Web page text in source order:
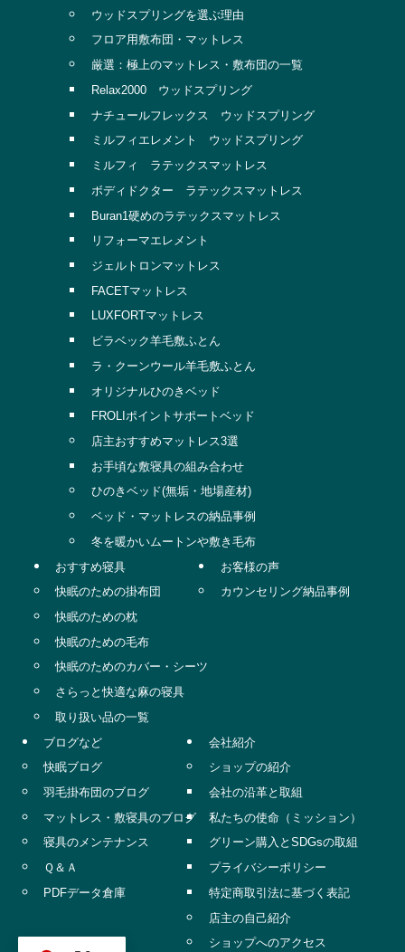
ウッドスプリングを選ぶ理由
フロア用敷布団・マットレス
厳選：極上のマットレス・敷布団の一覧
Relax2000 ウッドスプリング
ナチュールフレックス ウッドスプリング
ミルフィエレメント ウッドスプリング
ミルフィ ラテックスマットレス
ボディドクター ラテックスマットレス
Buran1硬めのラテックスマットレス
リフォーマエレメント
ジェルトロンマットレス
FACETマットレス
LUXFORTマットレス
ビラベック羊毛敷ふとん
ラ・クーンウール羊毛敷ふとん
オリジナルひのきベッド
FROLIポイントサポートベッド
店主おすすめマットレス3選
お手頃な敷寝具の組み合わせ
ひのきベッド(無垢・地場産材)
ベッド・マットレスの納品事例
冬を暖かいムートンや敷き毛布
おすすめ寝具
快眠のための掛布団
快眠のための枕
快眠のための毛布
快眠のためのカバー・シーツ
さらっと快適な麻の寝具
取り扱い品の一覧
お客様の声
カウンセリング納品事例
ブログなど
快眠ブログ
羽毛掛布団のブログ
マットレス・敷寝具のブログ
寝具のメンテナンス
Ｑ＆Ａ
PDFデータ倉庫
会社紹介
ショップの紹介
会社の沿革と取組
私たちの使命（ミッション）
グリーン購入とSDGsの取組
プライバシーポリシー
特定商取引法に基づく表記
店主の自己紹介
ショップへのアクセス